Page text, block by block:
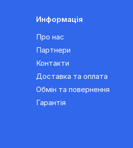
Информація
Про нас
Партнери
Контакти
Доставка та оплата
Обмін та повернення
Гарантія